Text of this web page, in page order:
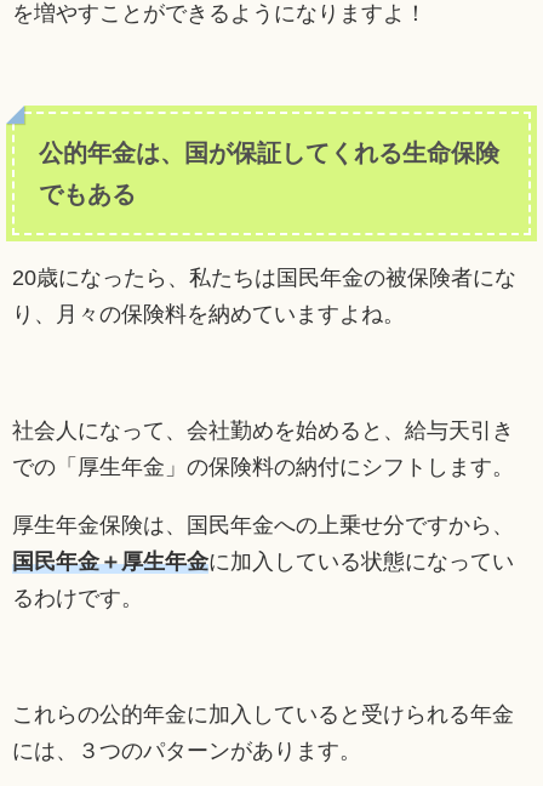
を増やすことができるようになりますよ！
公的年金は、国が保証してくれる生命保険
でもある
20歳になったら、私たちは国民年金の被保険者にな
り、月々の保険料を納めていますよね。
社会人になって、会社勤めを始めると、給与天引き
での「厚生年金」の保険料の納付にシフトします。
厚生年金保険は、国民年金への上乗せ分ですから、
国民年金＋厚生年金に加入している状態になってい
るわけです。
これらの公的年金に加入していると受けられる年金
には、３つのパターンがあります。